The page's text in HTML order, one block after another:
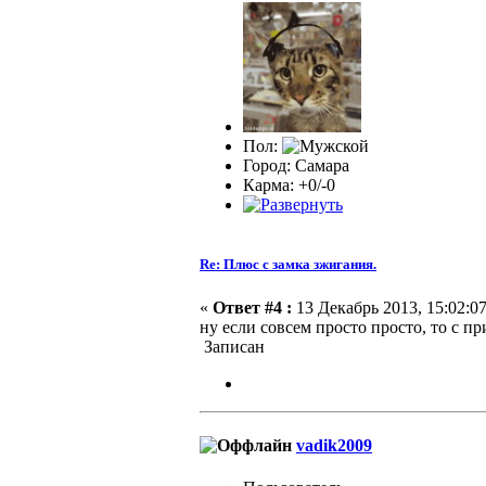
Пол:
Город: Самара
Карма: +0/-0
Re: Плюс с замка зжигания.
« Ответ #4 : 13 Декабрь 2013,
ну если совсем просто просто, то с
Записан
vadik2009